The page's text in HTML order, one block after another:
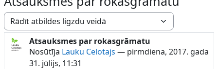
Rādīšanas režīms
Atsauksmes par rokasgrāmatu
Nosūtīja Lauku Celotajs — pirmdiena, 2017. gada
31. jūlijs, 11:31
Atbilžu skaits: 0